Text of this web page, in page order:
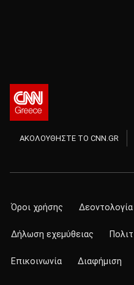
ΑΚΟΛΟΥΘΗΣΤΕ ΤΟ CNN.GR
Όροι χρήσης Δεοντολογία
Δήλωση εχεμύθειας
Επικοινωνία Διαφήμιση